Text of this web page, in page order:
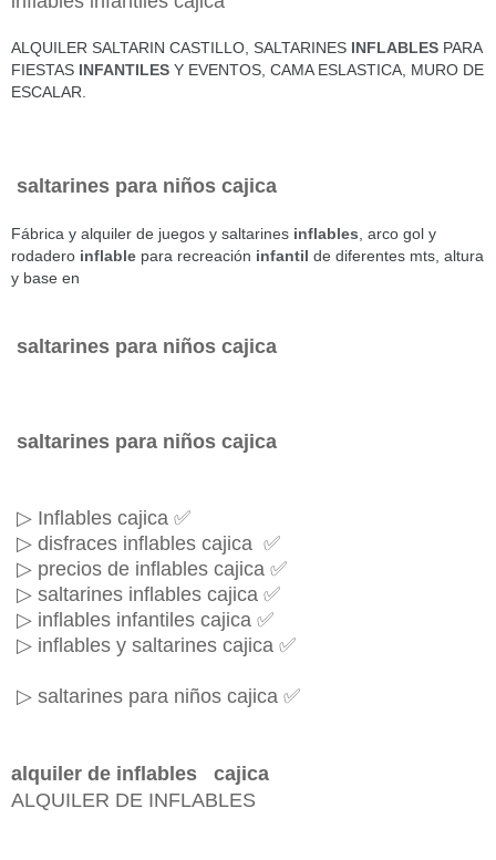
ALQUILER SALTARIN CASTILLO, SALTARINES INFLABLES PARA
FIESTAS INFANTILES Y EVENTOS, CAMA ESLASTICA, MURO DE
ESCALAR.
saltarines para niños cajica
Fábrica y alquiler de juegos y saltarines inflables , arco gol y
rodadero inflable para recreación infantil de diferentes mts, altura
y base en
saltarines para niños cajica
saltarines para niños cajica
▷ Inflables cajica ✅
▷ disfraces inflables cajica ✅
▷ precios de inflables cajica ✅
▷ saltarines inflables cajica ✅
▷ inflables infantiles cajica ✅
▷ inflables y saltarines cajica ✅
▷ saltarines para niños cajica ✅
alquiler de inflables cajica
ALQUILER DE INFLABLES